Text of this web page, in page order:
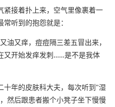
紧接着扑上来，空气里像裹着一
听到的抱怨就是：
油又痒，痘痘隔三差五冒出来，
又开始发痒发刺……是不是我体
十年的皮肤科大夫，每次听到"湿
然后跟患者搬个小凳子坐下慢慢